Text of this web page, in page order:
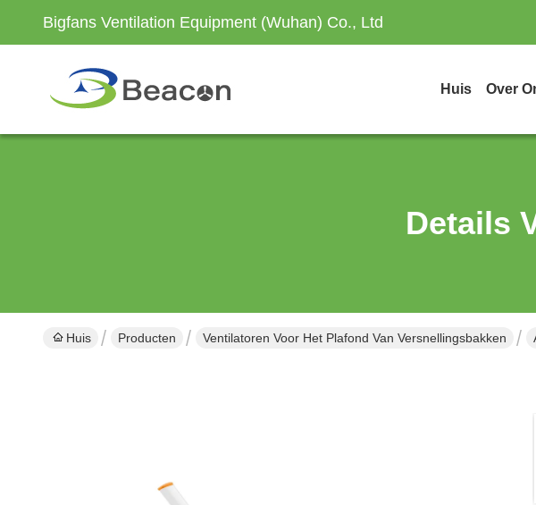
Bigfans Ventilation Equipment (Wuhan) Co., Ltd
Huis Over
Details
Huis Producten Ventilatoren Voor Het Plafond Van Versnellingsbakken